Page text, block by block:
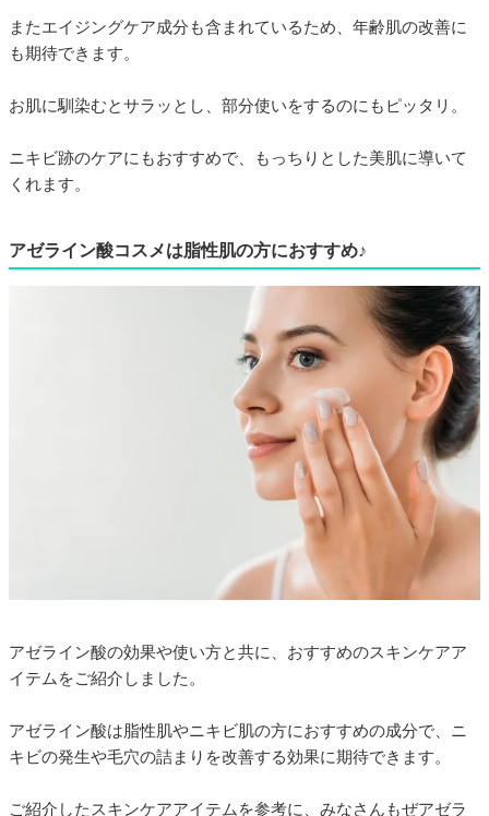
またエイジングケア成分も含まれているため、年齢肌の改善に
も期待できます。
お肌に馴染むとサラッとし、部分使いをするのにもピッタリ。
ニキビ跡のケアにもおすすめで、もっちりとした美肌に導いて
くれます。
アゼライン酸コスメは脂性肌の方におすすめ♪
アゼライン酸の効果や使い方と共に、おすすめのスキンケアア
イテムをご紹介しました。
アゼライン酸は脂性肌やニキビ肌の方におすすめの成分で、ニ
キビの発生や毛穴の詰まりを改善する効果に期待できます。
ご紹介したスキンケアアイテムを参考に、みなさんもぜアゼラ